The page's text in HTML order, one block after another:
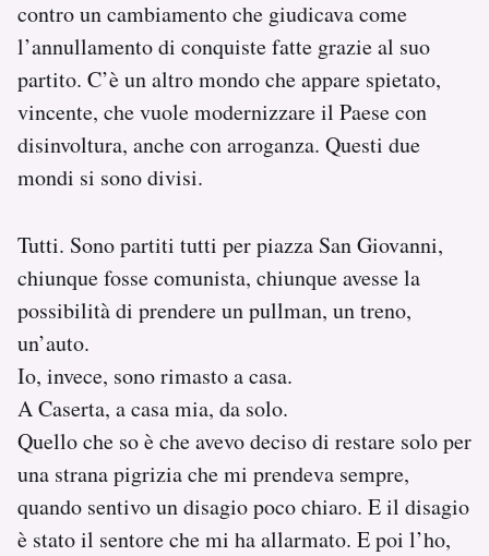
contro un cambiamento che giudicava come
l’annullamento di conquiste fatte grazie al suo
partito. C’è un altro mondo che appare spietato,
vincente, che vuole modernizzare il Paese con
disinvoltura, anche con arroganza. Questi due
mondi si sono divisi.
Tutti. Sono partiti tutti per piazza San Giovanni,
chiunque fosse comunista, chiunque avesse la
possibilità di prendere un pullman, un treno,
un’auto.
Io, invece, sono rimasto a casa.
A Caserta, a casa mia, da solo.
Quello che so è che avevo deciso di restare solo per
una strana pigrizia che mi prendeva sempre,
quando sentivo un disagio poco chiaro. E il disagio
è stato il sentore che mi ha allarmato. E poi l’ho,